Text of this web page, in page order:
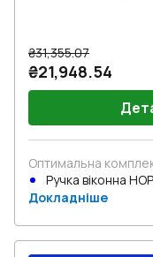
₴31,355.07
₴21,948.54
Оптимальна
Ручка віконна
Докладніше